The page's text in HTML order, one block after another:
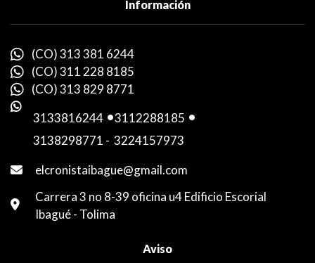
Información
(CO) 313 381 6244
(CO) 311 228 8185
(CO) 313 829 8771
3133816244 -3112288185 -
3138298771 - 3224157973
elcronistaibague@gmail.com
Carrera 3 no 8-39 oficina u4 Edificio Escorial
Ibagué - Tolima
Aviso